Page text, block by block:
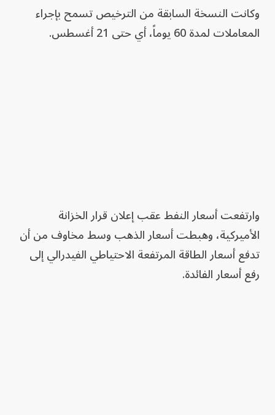
وكانت النسخة السابقة من الترخيص تسمح بإجراء
المعاملات لمدة 60 يوماً، أي حتى 21 أغسطس.
وارتفعت أسعار النفط عقب إعلان قرار الخزانة
الأميركية، وهبطت أسعار الذهب وسط مخاوف من أن
تدفع أسعار الطاقة المرتفعة الاحتياطي الفيدرالي إلى
رفع أسعار الفائدة.